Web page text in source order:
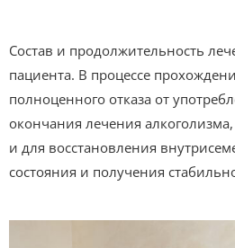
Состав и продолжительность
пациента. В процессе
полноценного отказа от
окончания лечения
и для восстановления
состояния и получения